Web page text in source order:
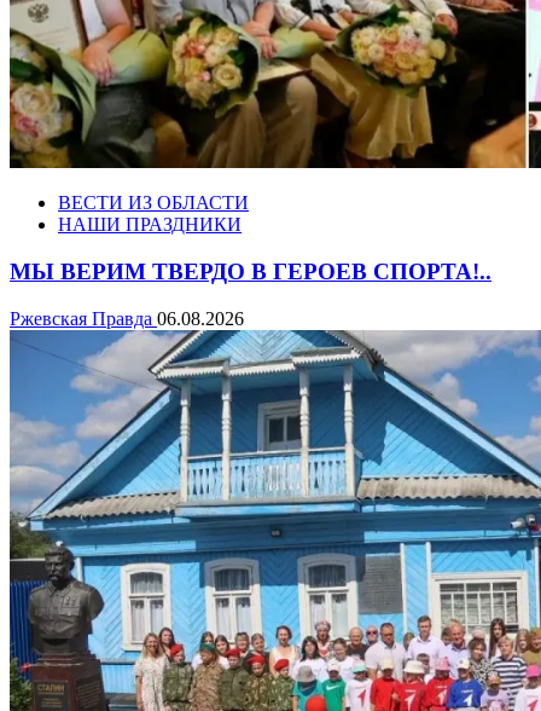
ВЕСТИ ИЗ ОБЛАСТИ
НАШИ ПРАЗДНИКИ
МЫ ВЕРИМ ТВЕРДО В ГЕРОЕВ СПОРТА!..
Ржевская Правда 06.08.2026